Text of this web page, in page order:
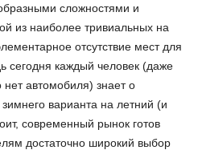
сложностями и
из наиболее тривиальных на
отсутствие мест для
сегодня каждый человек (даже
нет автомобиля) знает о
варианта на летний (и
современный рынок готов
достаточно широкий выбор